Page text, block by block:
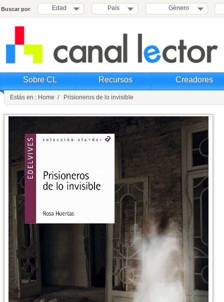
Buscar por Edad País Género
Sobre CL Recursos Creadores
Estás en : Home / Prisioneros de lo invisible